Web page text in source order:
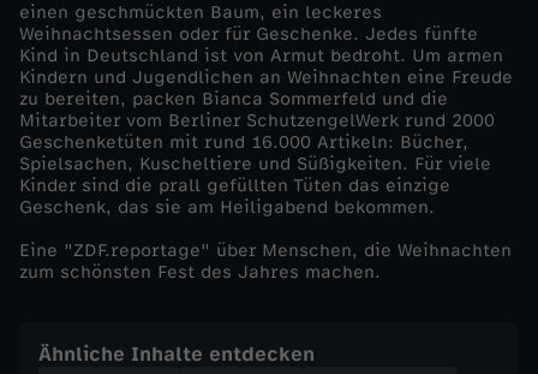
s
m
a
c
h
e
einen geschmückten Baum, ein leckeres
Weihnachtsessen oder für Geschenke. Jedes fünfte
Kind in Deutschland ist von Armut bedroht. Um armen
Kindern und Jugendlichen an Weihnachten eine Freude
zu bereiten, packen Bianca Sommerfeld und die
Mitarbeiter vom Berliner SchutzengelWerk rund 2000
Geschenketüten mit rund 16.000 Artikeln: Bücher,
Spielsachen, Kuscheltiere und Süßigkeiten. Für viele
Kinder sind die prall gefüllten Tüten das einzige
Geschenk, das sie am Heiligabend bekommen.
Eine "ZDF.reportage" über Menschen, die Weihnachten
zum schönsten Fest des Jahres machen.
Ähnliche Inhalte entdecken